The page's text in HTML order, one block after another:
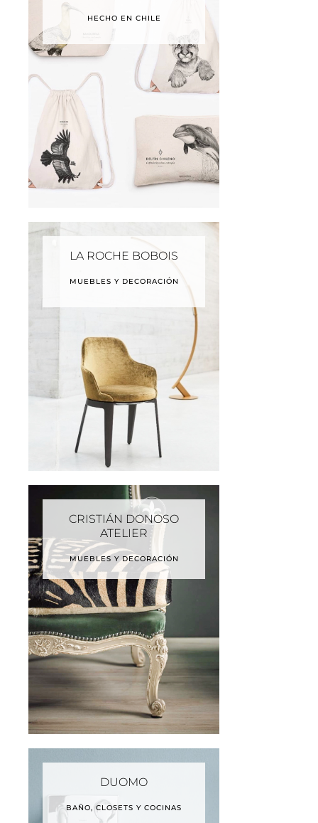
HECHO EN CHILE
LA ROCHE BOBOIS
MUEBLES Y DECORACIÓN
CRISTIÁN DONOSO
ATELIER
MUEBLES Y DECORACIÓN
DUOMO
BAÑO, CLOSETS Y COCINAS